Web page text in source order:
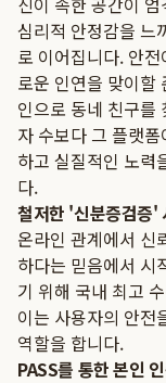
심리적 안정감을 느
로 이어집니다. 안
로운 인연을 맞이할
인으로 동네 친구를
자 수보다 그 플랫
하고 실질적인 노력
다.
철저한 '신분증검증'
온라인 관계에서 신
하다는 믿음에서 시
기 위해 국내 최고
이는 사용자의 안전
역할을 합니다.
PASS를 통한 본인